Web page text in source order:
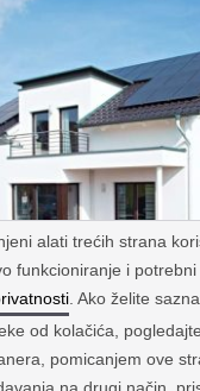
alati trećih strana
funkcioniranje i
. Ako želite
od kolačića,
pomicanjem ove